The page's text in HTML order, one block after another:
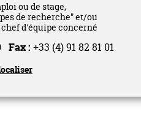
ou de stage,
de recherche" et/ou
d'équipe concerné
Fax : +33 (4) 91 82 81 01